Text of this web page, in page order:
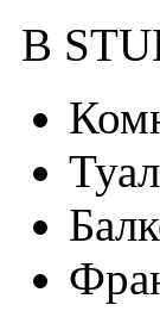
В